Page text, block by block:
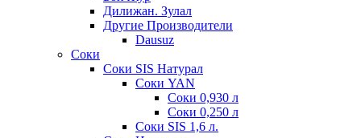
Дилижан. Зулал
Другие Производители
Dausuz
Соки
Соки SIS Натурал
Соки YAN
Соки 0,930 л
Соки 0,250 л
Соки SIS 1,6 л.